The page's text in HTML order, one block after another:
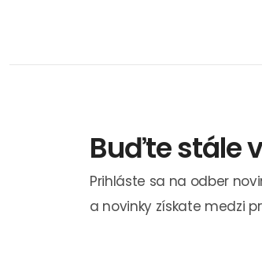
Buďte stále
Prihláste sa na odber
a novinky získate medzi